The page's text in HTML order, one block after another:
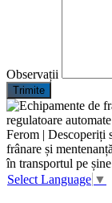
Observații
Trimite
Select Language ▼